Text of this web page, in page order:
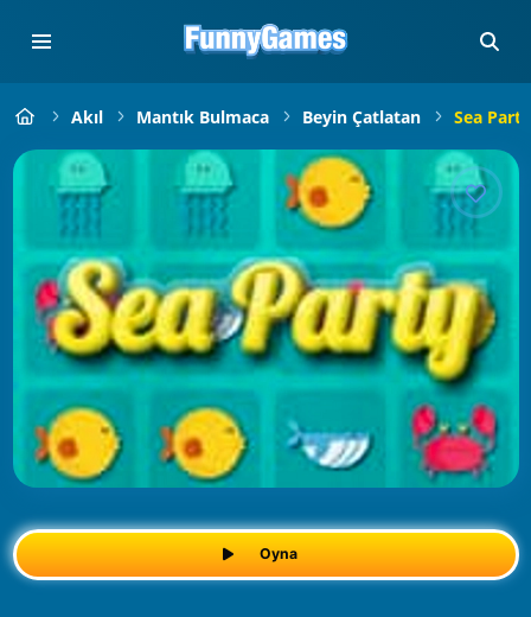
Akıl Mantık Bulmaca Beyin Çatlatan Sea Party
Oyna